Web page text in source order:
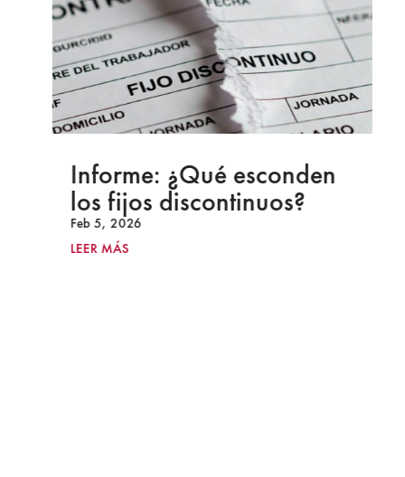
Informe: ¿Qué esconden
los fijos discontinuos?
Feb 5, 2026
LEER MÁS